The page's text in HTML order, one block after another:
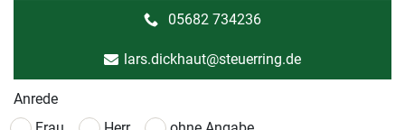
05682 734236
lars.dickhaut@steuerring.de
Anrede